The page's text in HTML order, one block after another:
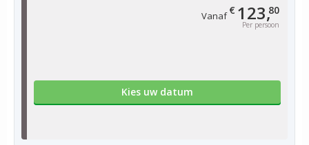
Vanaf€ 123,80
Per persoon
Kies uw datum